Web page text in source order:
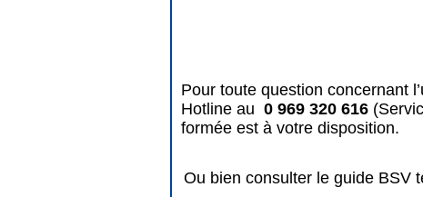
Pour toute question concernant
Hotline au 0 969 320 616
formée est à votre disposition.
Ou bien consulter le guide BSV